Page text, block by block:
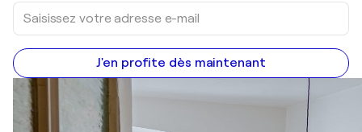
J'en profite dès maintenant